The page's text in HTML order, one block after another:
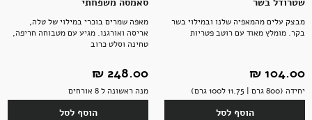
מבצק עלים מהמאפיה שלנו ובמילוי בשר
בקר. מומלץ מאוד עם רוטב פטריות
104.00 ‏₪
יחידה (800 גרם | 11.75 ל100 גרם)
הוסף לסל
מאפה שמרים בוכרי במילוי של טלה,
אריסה ואורגנו. מגיע עם מטבוחה חריפה,
טחינה וסלט כרוב
248.00 ‏₪
מנה ראשונה ל 8 אורחים
הוסף לסל